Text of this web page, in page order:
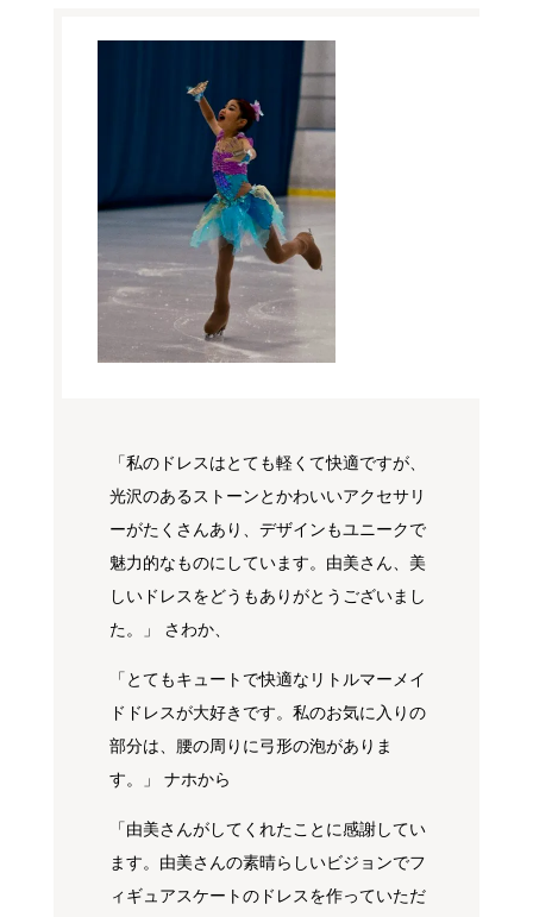
「私のドレスはとても軽くて快適ですが、
光沢のあるストーンとかわいいアクセサリ
ーがたくさんあり、デザインもユニークで
魅力的なものにしています。由美さん、美
しいドレスをどうもありがとうございまし
た。」 さわか、
「とてもキュートで快適なリトルマーメイ
ドドレスが大好きです。私のお気に入りの
部分は、腰の周りに弓形の泡がありま
す。」 ナホから
「由美さんがしてくれたことに感謝してい
ます。由美さんの素晴らしいビジョンでフ
ィギュアスケートのドレスを作っていただ